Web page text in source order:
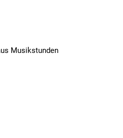
Musikstunden